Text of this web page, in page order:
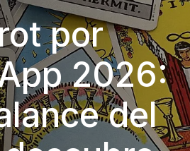
por
2026:
del